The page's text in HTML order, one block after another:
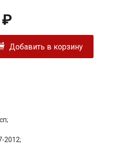
₽
Добавить в корзину
2012;